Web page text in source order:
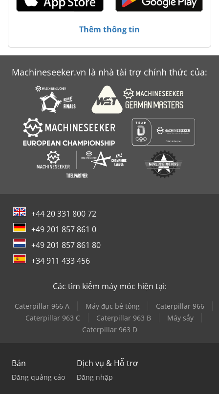
Thêm thông tin
Machineseeker.vn là nhà tài trợ chính thức của:
+44 20 331 800 72
+49 201 857 861 0
+49 201 857 861 80
+34 911 433 456
Các tìm kiếm máy móc hiện tại:
Caterpillar 966 A Máy đục bê tông
Caterpillar 966
Caterpillar 963 C
Caterpillar 963 B
Máy sấy
Caterpillar 963 D
Bán
Đăng quảng cáo
Dịch vụ & Hỗ trợ
Đăng nhập